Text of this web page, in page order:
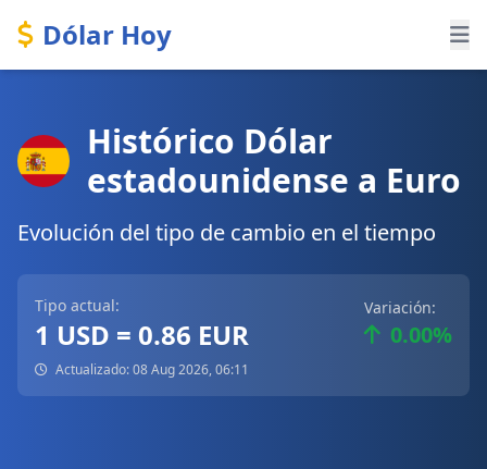
Dólar Hoy
Histórico Dólar
estadounidense a Euro
Evolución del tipo de cambio en el tiempo
Tipo actual:
1 USD = 0.86 EUR
Variación:
0.00%
Actualizado: 08 Aug 2026, 06:11